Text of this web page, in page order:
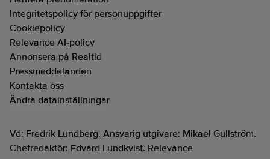
Integritetspolicy för personuppgifter
Cookiepolicy
Relevance AI-policy
Annonsera på Realtid
Pressmeddelanden
Kontakta oss
Ändra datainställningar
Vd: Fredrik Lundberg. Ansvarig utgivare: Mikael Gullström.
Chefredaktör: Edvard Lundkvist. Relevance